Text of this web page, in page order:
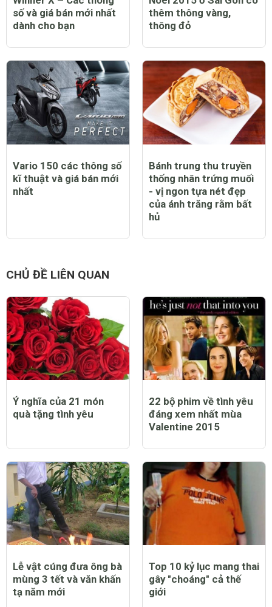
số và giá bán mới nhất
dành cho bạn
thêm thông vàng,
thông đỏ
Vario 150 các thông số
kĩ thuật và giá bán mới
nhất
Bánh trung thu truyền
thống nhân trứng muối
- vị ngon tựa nét đẹp
của ánh trăng rằm bất
hủ
CHỦ ĐỀ LIÊN QUAN
Ý nghĩa của 21 món
quà tặng tình yêu
22 bộ phim về tình yêu
đáng xem nhất mùa
Valentine 2015
Lễ vật cúng đưa ông bà
mùng 3 tết và văn khấn
tạ năm mới
Top 10 kỷ lục mang thai
gây "choáng" cả thế
giới